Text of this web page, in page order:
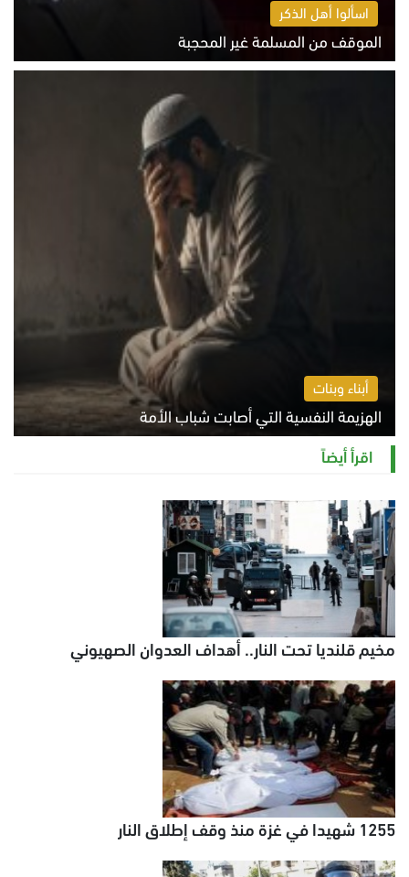
اسألوا أهل الذكر
الموقف من المسلمة غير المحجبة
الخميس 6 أغسطس 2026 10:45 ص
أبناء وبنات
الهزيمة النفسية التي أصابت شباب الأمة
الخميس 6 أغسطس 2026 11:12 ص
اقرأ أيضاً
مخيم قلنديا تحت النار.. أهداف العدوان الصهيوني
1255 شهيدا في غزة منذ وقف إطلاق النار